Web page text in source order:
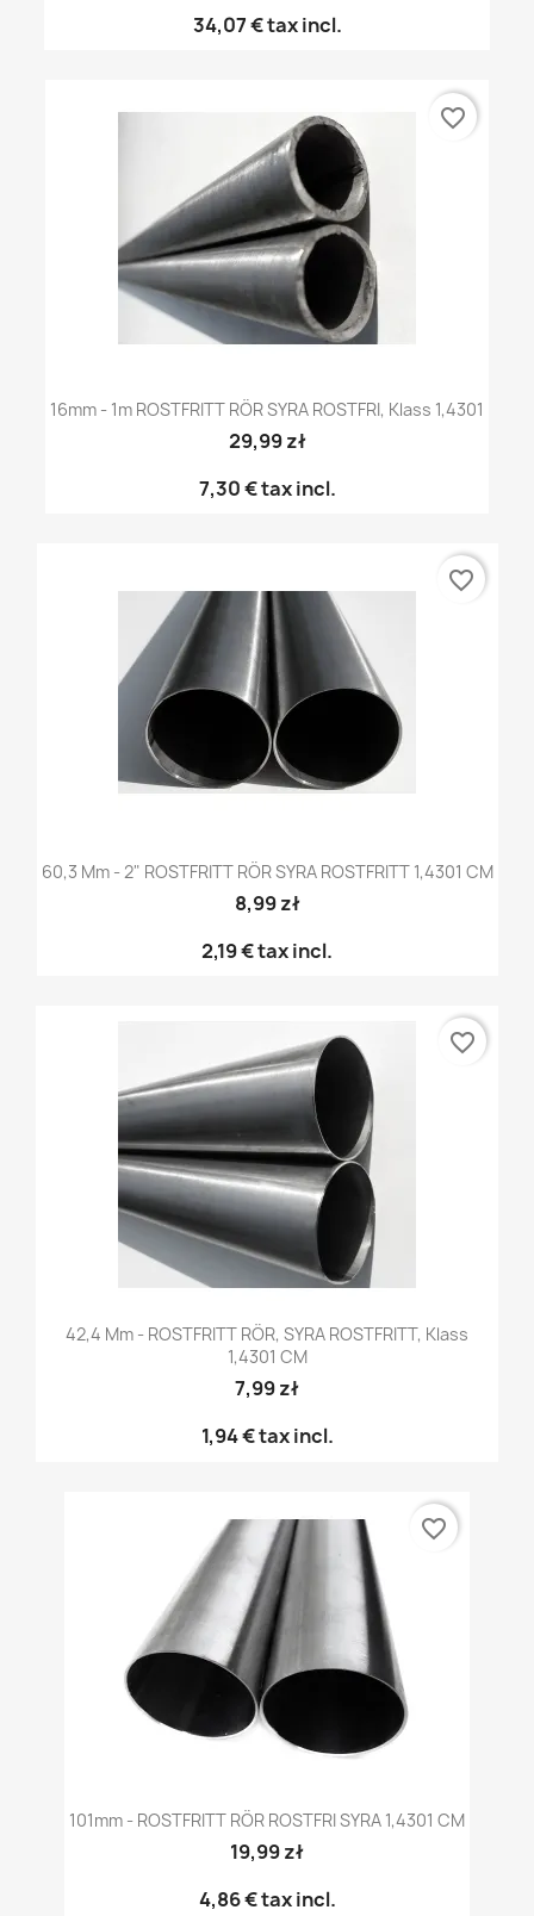
34,07 €tax incl.
16mm - 1m ROSTFRITT RÖR SYRA ROSTFRI, Klass 1,4301
29,99 zł
7,30 €tax incl.
favorite_border
60,3 Mm - 2" ROSTFRITT RÖR SYRA ROSTFRITT 1,4301 CM
8,99 zł
2,19 €tax incl.
favorite_border
42,4 Mm - ROSTFRITT RÖR, SYRA ROSTFRITT, Klass
1,4301 CM
7,99 zł
1,94 €tax incl.
favorite_border
101mm - ROSTFRITT RÖR ROSTFRI SYRA 1,4301 CM
19,99 zł
4,86 €tax incl.
favorite_border